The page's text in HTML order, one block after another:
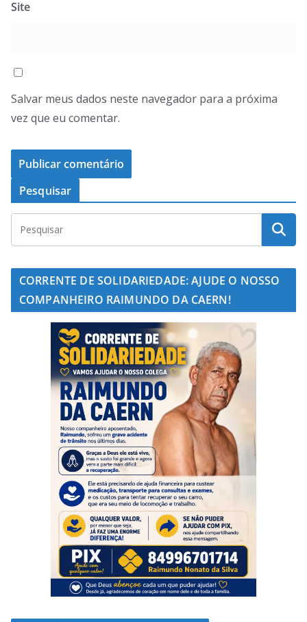
Site
Salvar meus dados neste navegador para a próxima
vez que eu comentar.
Pesquisar
CORRENTE DE SOLIDARIEDADE: AJUDE O NOSSO
COMPANHEIRO RAIMUNDO DA CAERN!